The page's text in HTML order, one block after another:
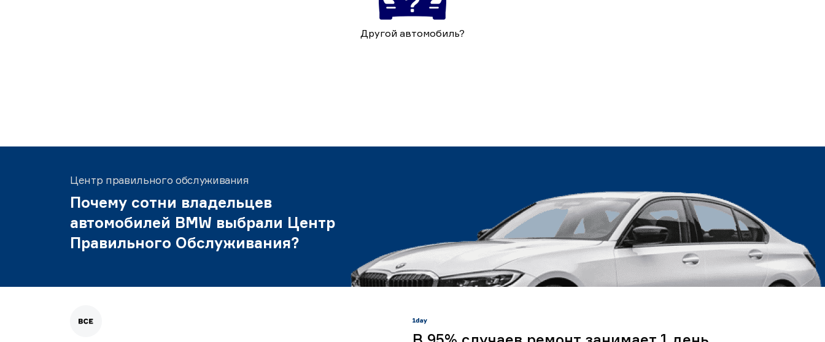
Другой автомобиль?
Центр правильного обслуживания
Почему сотни владельцев
автомобилей BMW выбрали Центр
Правильного Обслуживания?